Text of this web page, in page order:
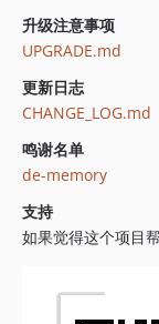
升级注意事项
UPGRADE.md
更新日志
CHANGE_LOG.md
鸣谢名单
de-memory
支持
如果觉得这个项目